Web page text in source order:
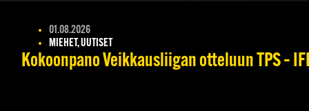
01.08.2026
MIEHET, UUTISET
Kokoonpano Veikkausliigan otteluun TPS –